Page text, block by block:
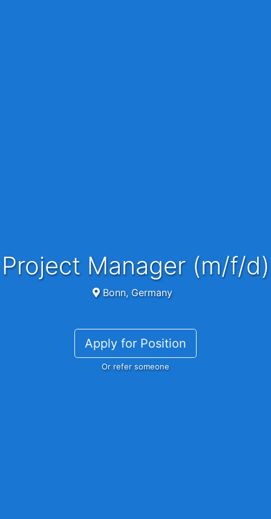
Project Manager (m/f/d)
Bonn, Germany
Apply for Position
Or refer someone